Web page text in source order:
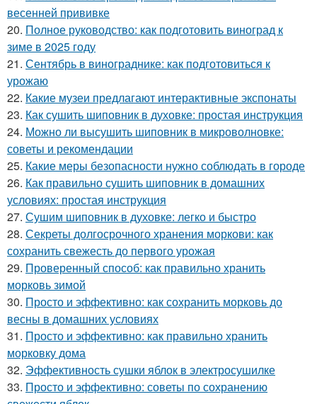
весенней прививке
20. Полное руководство: как подготовить виноград к
зиме в 2025 году
21. Сентябрь в винограднике: как подготовиться к
урожаю
22. Какие музеи предлагают интерактивные экспонаты
23. Как сушить шиповник в духовке: простая инструкция
24. Можно ли высушить шиповник в микроволновке:
советы и рекомендации
25. Какие меры безопасности нужно соблюдать в городе
26. Как правильно сушить шиповник в домашних
условиях: простая инструкция
27. Сушим шиповник в духовке: легко и быстро
28. Секреты долгосрочного хранения моркови: как
сохранить свежесть до первого урожая
29. Проверенный способ: как правильно хранить
морковь зимой
30. Просто и эффективно: как сохранить морковь до
весны в домашних условиях
31. Просто и эффективно: как правильно хранить
морковку дома
32. Эффективность сушки яблок в электросушилке
33. Просто и эффективно: советы по сохранению